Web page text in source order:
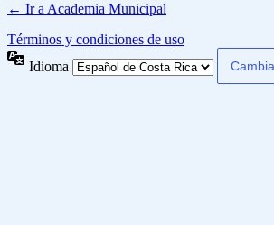
← Ir a Academia Municipal
Términos y condiciones de uso
Idioma